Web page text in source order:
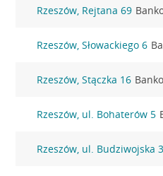
Rzeszów, Rejtana 69
Rzeszów, Słowackiego 6
Rzeszów, Stączka 16
Rzeszów, ul. Bohaterów 5
Rzeszów, ul. Budziwojska